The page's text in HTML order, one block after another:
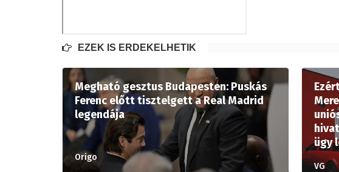
EZEK IS ÉRDEKELHETIK
Megható gesztus Budapesten: Puskás
Ferenc előtt tisztelgett a Real Madrid
legendája
Origo
ügy
VG